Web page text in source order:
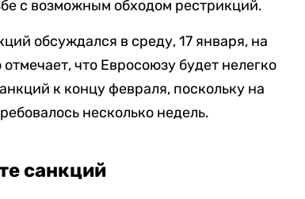
с возможным обходом рестрикций.
обсуждался в среду, 17 января, на
что Евросоюзу будет нелегко
к концу февраля, поскольку на
несколько недель.
санкций